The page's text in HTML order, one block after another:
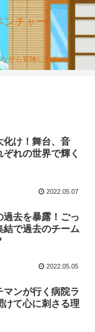
ンチャー
がら冒険します。
化け！舞台、音
れの世界で輝く
2022.05.07
過去を暴露！ごっ
結で過去のチーム
2022.05.05
ンが行く病院ラ
けて心に刺さる理